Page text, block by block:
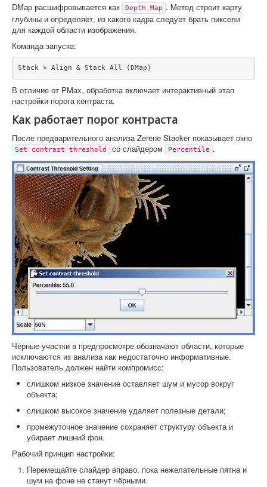
DMap расшифровывается как Depth Map . Метод строит карту
глубины и определяет, из какого кадра следует брать пиксели
для каждой области изображения.
Команда запуска:
Stack > Align & Stack All (DMap)
В отличие от PMax, обработка включает интерактивный этап
настройки порога контраста.
Как работает порог контраста
После предварительного анализа Zerene Stacker показывает окно
Set contrast threshold со слайдером Percentile .
Чёрные участки в предпросмотре обозначают области, которые
исключаются из анализа как недостаточно информативные.
Пользователь должен найти компромисс:
слишком низкое значение оставляет шум и мусор вокруг
объекта;
слишком высокое значение удаляет полезные детали;
промежуточное значение сохраняет структуру объекта и
убирает лишний фон.
Рабочий принцип настройки:
Перемещайте слайдер вправо, пока нежелательные пятна и
шум на фоне не станут чёрными.